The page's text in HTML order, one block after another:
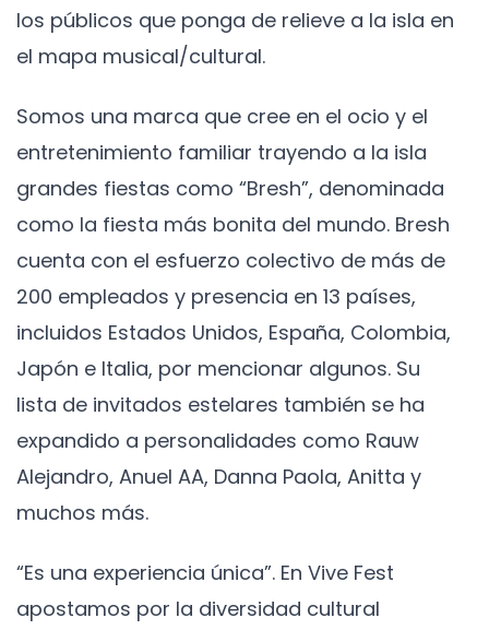
los públicos que ponga de relieve a la isla en
el mapa musical/cultural.
Somos una marca que cree en el ocio y el
entretenimiento familiar trayendo a la isla
grandes fiestas como “Bresh”, denominada
como la fiesta más bonita del mundo. Bresh
cuenta con el esfuerzo colectivo de más de
200 empleados y presencia en 13 países,
incluidos Estados Unidos, España, Colombia,
Japón e Italia, por mencionar algunos. Su
lista de invitados estelares también se ha
expandido a personalidades como Rauw
Alejandro, Anuel AA, Danna Paola, Anitta y
muchos más.
“Es una experiencia única”. En Vive Fest
apostamos por la diversidad cultural